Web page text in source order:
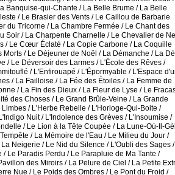
Banquise-qui-Chante / La Belle Brume / La Belle
/ Le Brasier des Vents / Le Caillou de Barbarie
du Tricorne / La Chambre Fermée / Le Chant des
Soir / La Charpente Charnelle / Le Chevalier de
/ Le Cœur Éclaté / La Copie Carbone / La Coquille
Morts / Le Déjeuner de Noël / La Démanche / La
/ Le Déversoir des Larmes / L'École des Rêves /
/ L'Enfirouapé / L'Épormyable / L'Espace
/ La Failloise / La Fée des Étoiles / La Femme de
/ La Fin des Dieux / La Fleur de Lyse / Le
des Choses / Le Grand Brûle-Veine / La Grande
/ L'Herbe Rebelle / L'Horloge-Qui-Boite /
Nuit / L'Indolence des Grèves / L'Insoumise /
/ Le Lion à la Tête Coupée / La Lune-Où-Il-
/ La Mémoire de l'Eau / Le Milieu du Jour /
Neigerie / Le Nid du Silence / L'Oubli des Sages /
/ Le Paradis Perdu / Le Parapluie de Ma Tante /
des Miroirs / La Pelure de Ciel / La Petite
Nue / Le Poids des Ombres / Le Pont du Froid /